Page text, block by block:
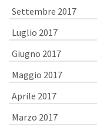
Settembre 2017
Luglio 2017
Giugno 2017
Maggio 2017
Aprile 2017
Marzo 2017